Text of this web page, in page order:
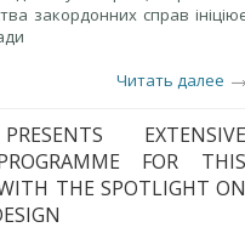
закордонних справ ініціює
Читать далее
EXTENSIVE
FOR THIS
THE SPOTLIGHT ON